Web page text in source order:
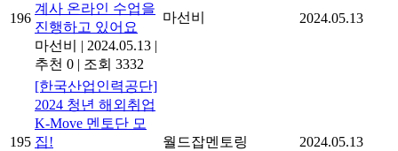
196
계사 온라인 수업을
진행하고 있어요
마선비
| 2024.05.13 |
추천 0 | 조회 3332
마선비 2024.05.13
195
[한국산업인력공단]
2024 청년 해외취업
K-Move 멘토단 모
집!
월드잡멘토링 2024.05.13